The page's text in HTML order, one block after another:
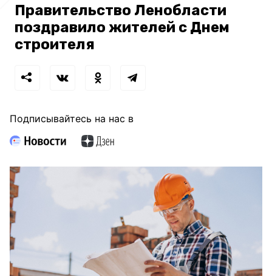
Правительство Ленобласти
поздравило жителей с Днем
строителя
Подписывайтесь на нас в